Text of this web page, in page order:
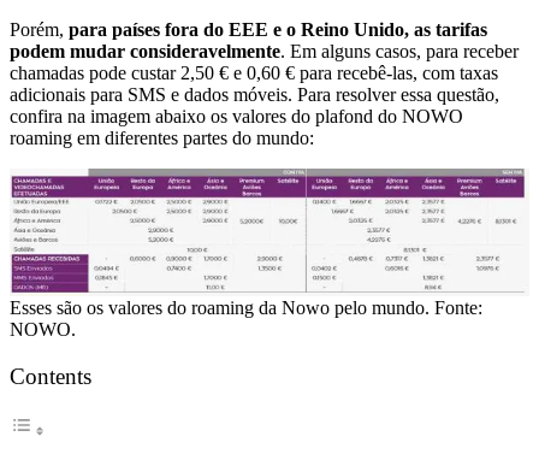
Porém, para países fora do EEE e o Reino Unido, as tarifas
podem mudar consideravelmente. Em alguns casos, para receber
chamadas pode custar 2,50 € e 0,60 € para recebê-las, com taxas
adicionais para SMS e dados móveis. Para resolver essa questão,
confira na imagem abaixo os valores do plafond do NOWO
roaming em diferentes partes do mundo:
Esses são os valores do roaming da Nowo pelo mundo. Fonte:
NOWO.
Contents